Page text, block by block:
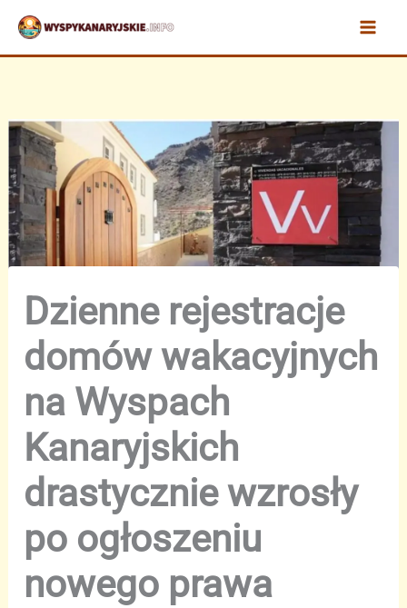
Przejdź
treści
Dzienne rejestracje
domów wakacyjnych
na Wyspach
Kanaryjskich
drastycznie wzrosły
po ogłoszeniu
nowego prawa